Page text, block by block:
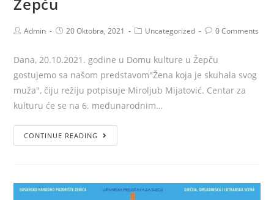
Žepču
Admin 20 Oktobra, 2021 Uncategorized 0 Comments
Dana, 20.10.2021. godine u Domu kulture u Žepču
gostujemo sa našom predstavom"Žena koja je skuhala svog
muža", čiju režiju potpisuje Miroljub Mijatović. Centar za
kulturu će se na 6. međunarodnim…
CONTINUE READING